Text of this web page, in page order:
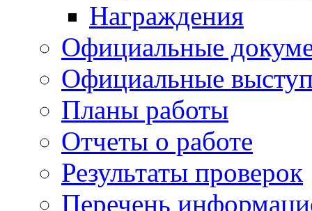
Награждения
Официальные
Официальные
Планы работы
Отчеты о работе
Результаты проверок
Перечень